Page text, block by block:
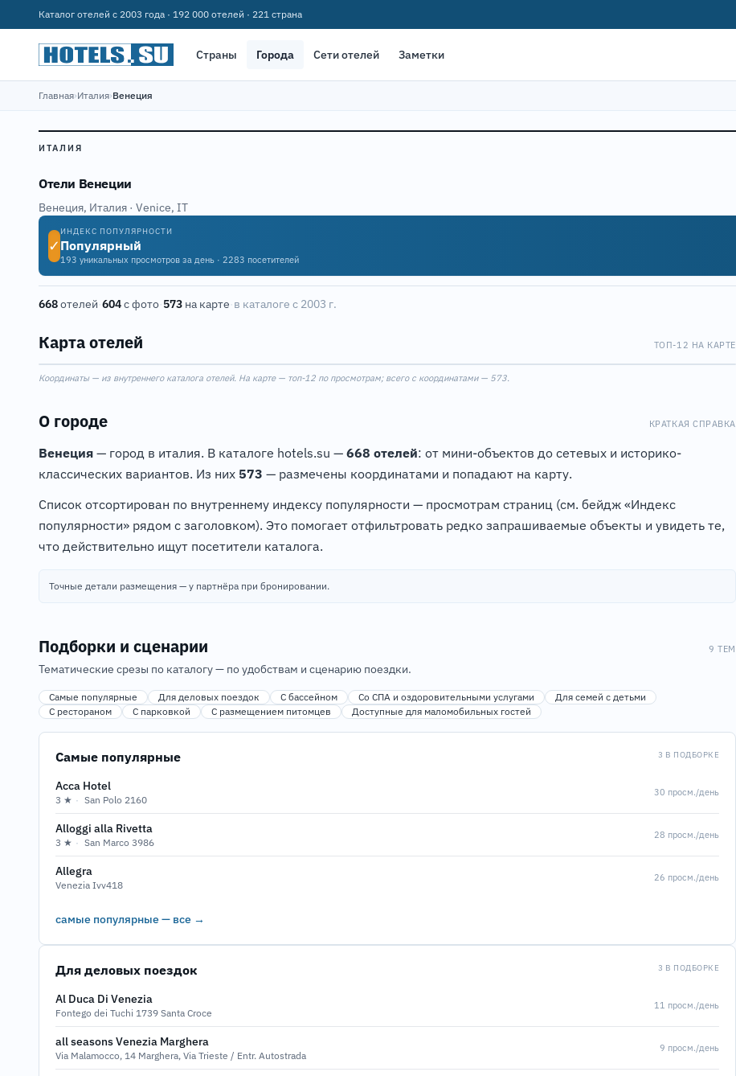
Каталог отелей с 2003 года · 192 000 отелей · 221 страна
Страны Города Сети отелей Заметки
Главная›Италия›Венеция
ИТАЛИЯ
Отели Венеции
Венеция, Италия · Venice, IT
✓
ИНДЕКС ПОПУЛЯРНОСТИ
Популярный
193 уникальных просмотров за день · 2283 посетителей
668отелей·604с фото·573 на карте·в каталоге с 2003 г.
Карта отелей ТОП-12 НА КАРТЕ
1
5
11
12
+
Координаты — из внутреннего каталога отелей. На карте — топ-12 по просмотрам; всего с координатами — 573.
О городе КРАТКАЯ СПРАВКА
Венеция — город в италия. В каталоге hotels.su — 668 отелей: от мини-объектов до сетевых и историко-
классических вариантов. Из них 573 — размечены координатами и попадают на карту.
Список отсортирован по внутреннему индексу популярности — просмотрам страниц (см. бейдж «Индекс
популярности» рядом с заголовком). Это помогает отфильтровать редко запрашиваемые объекты и увидеть те,
что действительно ищут посетители каталога.
Точные детали размещения — у партнёра при бронировании.
Подборки и сценарии 9 ТЕМ
Тематические срезы по каталогу — по удобствам и сценарию поездки.
Самые популярные Для деловых поездок С бассейном Со СПА и оздоровительными услугами
Для семей с детьми
С рестораном
С парковкой С размещением питомцев Доступные для маломобильных гостей
Самые популярные 3 В ПОДБОРКЕ
Acca Hotel
3 ★ · San Polo 2160
30 просм./день
Alloggi alla Rivetta
3 ★ · San Marco 3986
28 просм./день
Allegra
Venezia Ivv418
26 просм./день
самые популярные — все →
Для деловых поездок 3 В ПОДБОРКЕ
Al Duca Di Venezia
Fontego dei Tuchi 1739 Santa Croce
11 просм./день
all seasons Venezia Marghera
Via Malamocco, 14 Marghera, Via Trieste / Entr. Autostrada
9 просм./день